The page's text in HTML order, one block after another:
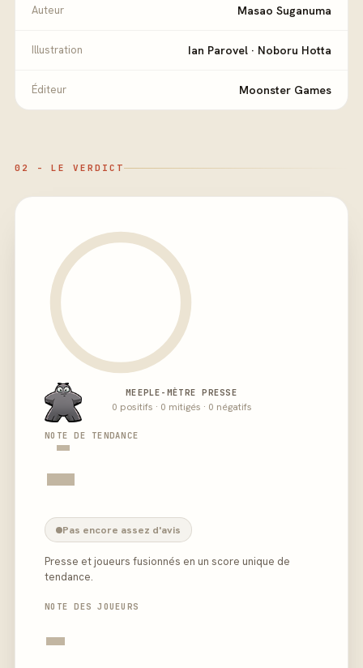
Auteur Masao Suganuma
Illustration Ian Parovel · Noboru Hotta
Éditeur Moonster Games
02 - LE VERDICT
-
MEEPLE-MÈTRE PRESSE
0 positifs · 0 mitigés · 0 négatifs
NOTE DE TENDANCE
-
Pas encore assez d'avis
Presse et joueurs fusionnés en un score unique de
tendance.
NOTE DES JOUEURS
-